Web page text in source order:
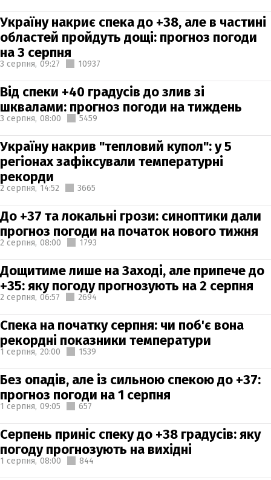
Україну накриє спека до +38, але в частині
областей пройдуть дощі: прогноз погоди
на 3 серпня
3 серпня, 09:27 10937
Від спеки +40 градусів до злив зі
шквалами: прогноз погоди на тиждень
3 серпня, 08:00 5459
Україну накрив "тепловий купол": у 5
регіонах зафіксували температурні
рекорди
2 серпня, 14:52 3665
До +37 та локальні грози: синоптики дали
прогноз погоди на початок нового тижня
2 серпня, 08:00 1793
Дощитиме лише на Заході, але припече до
+35: яку погоду прогнозують на 2 серпня
2 серпня, 06:57 2694
Спека на початку серпня: чи поб'є вона
рекордні показники температури
1 серпня, 20:00 1539
Без опадів, але із сильною спекою до +37:
прогноз погоди на 1 серпня
1 серпня, 09:05 657
Серпень приніс спеку до +38 градусів: яку
погоду прогнозують на вихідні
1 серпня, 08:00 844